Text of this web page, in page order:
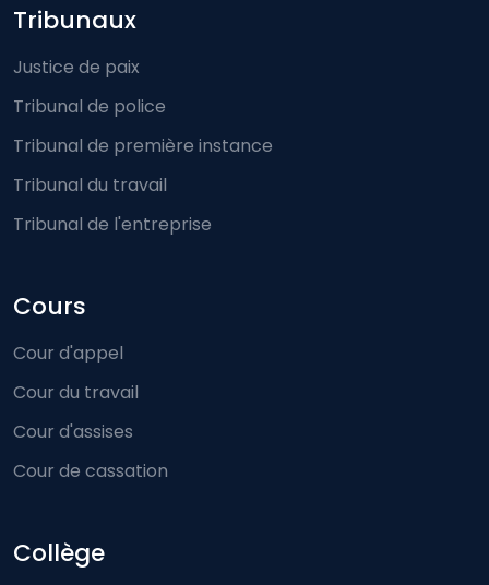
Footer-menu
Tribunaux
Justice de paix
Tribunal de police
Tribunal de première instance
Tribunal du travail
Tribunal de l'entreprise
Cours
Cour d'appel
Cour du travail
Cour d'assises
Cour de cassation
Collège